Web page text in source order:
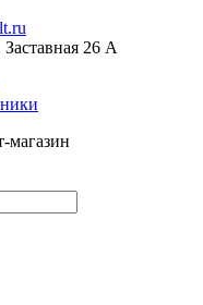
Заставная 26 А
магазин